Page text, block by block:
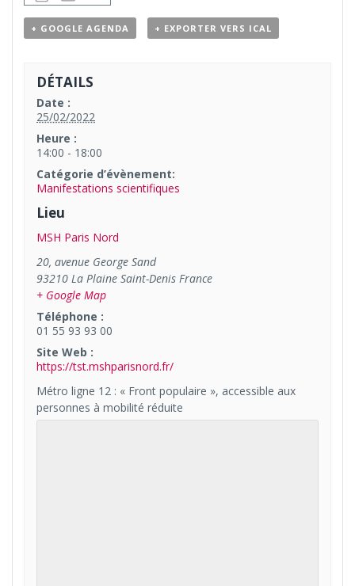
+ GOOGLE AGENDA + EXPORTER VERS ICAL
DÉTAILS
Date :
25/02/2022
Heure :
14:00 - 18:00
Catégorie d’évènement:
Manifestations scientifiques
Lieu
MSH Paris Nord
20, avenue George Sand
93210 La Plaine Saint-Denis France
+ Google Map
Téléphone :
01 55 93 93 00
Site Web :
https://tst.mshparisnord.fr/
Métro ligne 12 : « Front populaire », accessible aux
personnes à mobilité réduite